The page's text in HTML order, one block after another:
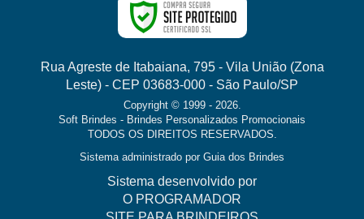
Rua Agreste de Itabaiana, 795 - Vila União (Zona
Leste) - CEP 03683-000 - São Paulo/SP
Copyright © 1999 - 2026.
Soft Brindes - Brindes Personalizados Promocionais
TODOS OS DIREITOS RESERVADOS.
Sistema administrado por Guia dos Brindes
Sistema desenvolvido por
O PROGRAMADOR